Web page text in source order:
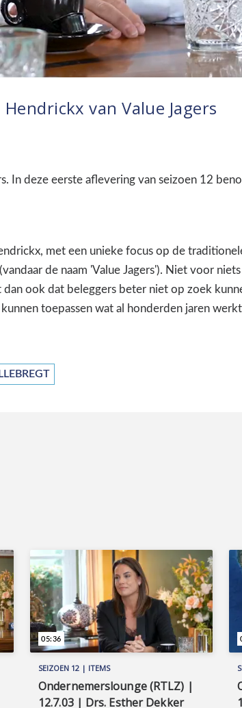
van Value Jagers
In deze eerste aflevering van seizoen 12
met een unieke focus op de
de naam 'Value Jagers'). Niet voor
ook dat beleggers beter niet op zoek
toepassen wat al honderden jaren
SEIZOEN 12 | ITEMS
Ondernemerslounge (RTLZ) |
12.7.03 | Drs. Esther Dekker
05:36